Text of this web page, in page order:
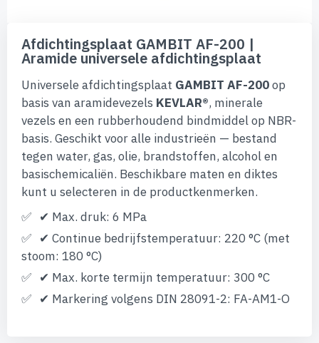
naar
begin
afbeeldingen-
Afdichtingsplaat GAMBIT AF-200 |
Aramide universele afdichtingsplaat
Universele afdichtingsplaat GAMBIT AF-200op
basis van aramidevezels KEVLAR®, minerale
vezels en een rubberhoudend bindmiddel op NBR-
basis. Geschikt voor alle industrieën — bestand
tegen water, gas, olie, brandstoffen, alcohol en
basischemicaliën. Beschikbare maten en diktes
kunt u selecteren in de productkenmerken.
✔ Max. druk: 6 MPa
✔ Continue bedrijfstemperatuur: 220 °C (met
stoom: 180 °C)
✔ Max. korte termijn temperatuur: 300 °C
✔ Markering volgens DIN 28091-2: FA-AM1-O